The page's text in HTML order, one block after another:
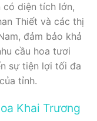
có diện tích lớn,
Thiết và các thị
đảm bảo khả
cầu hoa tươi
sự tiện lợi tối đa
tỉnh.
Khai Trương